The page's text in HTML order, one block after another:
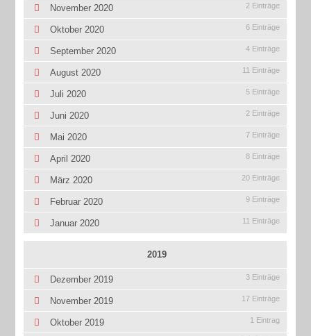
November 2020 2 Einträge
Oktober 2020 6 Einträge
September 2020 4 Einträge
August 2020 11 Einträge
Juli 2020 5 Einträge
Juni 2020 2 Einträge
Mai 2020 7 Einträge
April 2020 8 Einträge
März 2020 20 Einträge
Februar 2020 9 Einträge
Januar 2020 11 Einträge
2019
Dezember 2019 3 Einträge
November 2019 17 Einträge
Oktober 2019 1 Eintrag